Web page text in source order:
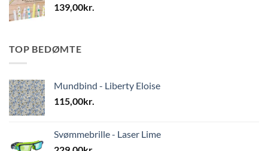
139,00kr.
TOP BEDØMTE
Mundbind - Liberty Eloise
115,00kr.
Svømmebrille - Laser Lime